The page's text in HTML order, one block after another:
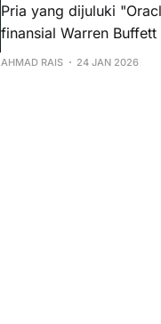
Pria yang dijuluki
finansial Warren
yang konsisten.
AHMAD RAIS 24 JAN 2026